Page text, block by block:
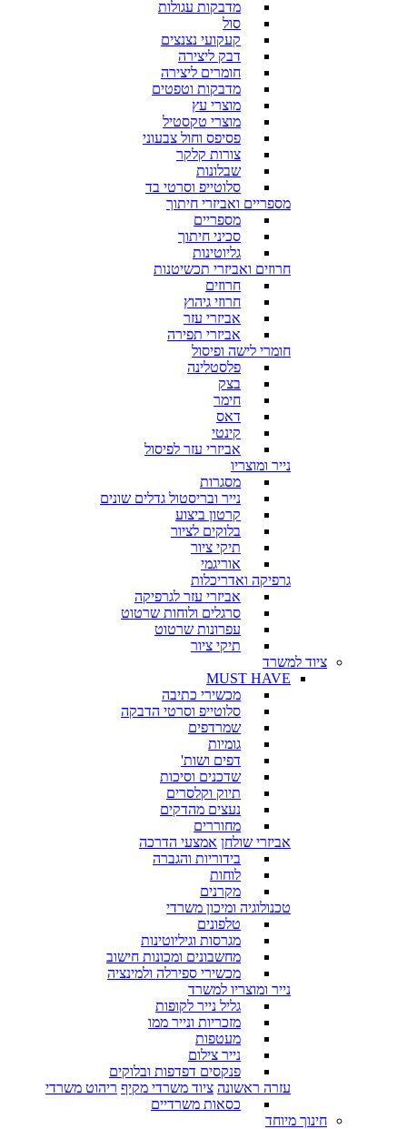
מדבקות עגולות
סול
קעקועי נצנצים
דבק ליצירה
חומרים ליצירה
מדבקות וטפטים
מוצרי עץ
מוצרי טקסטיל
פסיפס וחול צבעוני
צורות קלקר
שבלונות
סלוטייפ וסרטי בד
מספריים ואביזרי חיתוך
מספריים
סכיני חיתוך
גליוטינות
חרוזים ואביזרי תכשיטנות
חרוזים
חרוזי גיהוץ
אביזרי עזר
אביזרי תפירה
חומרי לישה ופיסול
פלסטלינה
בצק
חימר
דאס
קינטי
אביזרי עזר לפיסול
נייר ומוצריו
מסגרות
נייר ובריסטול גדלים שונים
קרטון ביצוע
בלוקים לציור
תיקי ציור
אוריגמי
גרפיקה ואדריכלות
אביזרי עזר לגרפיקה
סרגלים ולוחות שרטוט
עפרונות שרטוט
תיקי ציור
ציוד למשרד
MUST HAVE
מכשירי כתיבה
סלוטייפ וסרטי הדבקה
שמרדפים
גומיות
דפים ושות'
שדכנים וסיכות
תיוק וקלסרים
נעצים מהדקים
מחוררים
אביזרי שולחן אמצעי הדרכה
בידוריות והגברה
לוחות
מקרנים
טכנולוגיה ומיכון משרדי
טלפונים
מגרסות וגיליוטינות
מחשבונים ומכונות חישוב
מכשירי ספירלה ולמינציה
נייר ומוצריו למשרד
גליל נייר לקופות
מזכריות ונייר ממו
מעטפות
נייר צילום
פנקסים דפדפות ובלוקים
עזרה ראשונה ציוד משרדי מקיף ריהוט משרדי
כסאות משרדיים
חינוך מיוחד